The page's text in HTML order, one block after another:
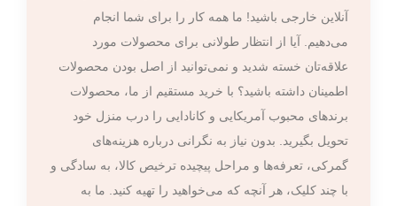
آنلاین خارجی باشید! ما همه کار را برای شما انجام
می‌دهیم. آیا از انتظار طولانی برای محصولات مورد
علاقه‌تان خسته شدید و نمی‌توانید از اصل بودن محصولات
اطمینان داشته باشید؟ با خرید مستقیم از ما، محصولات
برندهای محبوب آمریکایی و کانادایی را درب منزل خود
تحویل بگیرید. بدون نیاز به نگرانی درباره هزینه‌های
گمرکی، تعرفه‌ها و مراحل پیچیده ترخیص کالا، به سادگی و
با چند کلیک، هر آنچه که می‌خواهید را تهیه کنید. ما به